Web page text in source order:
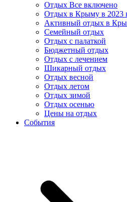
Отдых Все включено
Отдых в Крыму в 2023
Активный отдых в
Семейный отдых
Отдых с палаткой
Бюджетный отдых
Отдых с лечением
Шикарный отдых
Отдых весной
Отдых летом
Отдых зимой
Отдых осенью
Цены на отдых
События